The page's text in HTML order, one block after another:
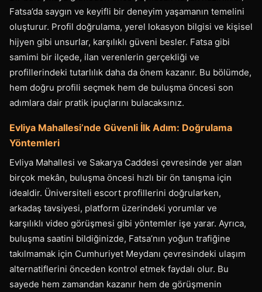
Fatsa’da saygın ve keyifli bir deneyim yaşamanın temelini
oluşturur. Profil doğrulama, yerel lokasyon bilgisi ve kişisel
hijyen gibi unsurlar, karşılıklı güveni besler. Fatsa gibi
samimi bir ilçede, ilan verenlerin gerçekliği ve
profillerindeki tutarlılık daha da önem kazanır. Bu bölümde,
hem doğru profili seçmek hem de buluşma öncesi son
adımlara dair pratik ipuçlarını bulacaksınız.
Evliya Mahallesi’nde Güvenli İlk Adım: Doğrulama
Yöntemleri
Evliya Mahallesi ve Sakarya Caddesi çevresinde yer alan
birçok mekân, buluşma öncesi hızlı bir ön tanışma için
idealdir. Üniversiteli escort profillerini doğrularken,
arkadaş tavsiyesi, platform üzerindeki yorumlar ve
karşılıklı video görüşmesi gibi yöntemler işe yarar. Ayrıca,
buluşma saatini bildiğinizde, Fatsa’nın yoğun trafiğine
takılmamak için Cumhuriyet Meydanı çevresindeki ulaşım
alternatiflerini önceden kontrol etmek faydalı olur. Bu
sayede hem zamandan kazanır hem de görüşmenin